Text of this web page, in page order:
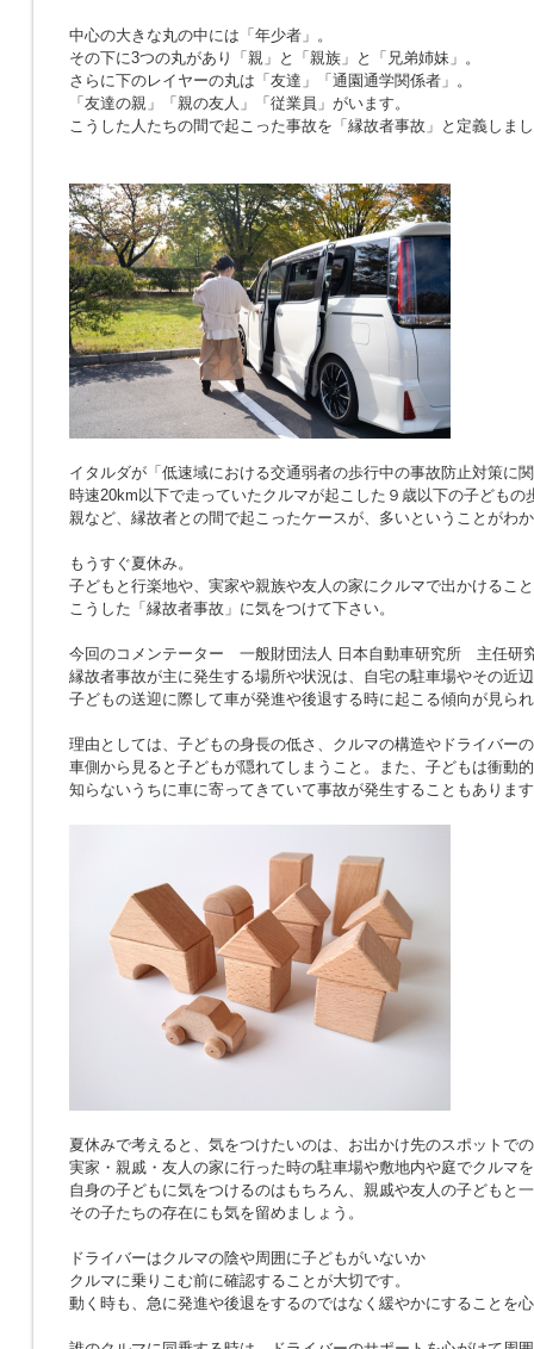
中心の大きな丸の中には「年少者」。
その下に3つの丸があり「親」と「親族」と「兄弟姉妹」。
さらに下のレイヤーの丸は「友達」「通園通学関係者」。
「友達の親」「親の友人」「従業員」がいます。
こうした人たちの間で起こった事故を「縁故者事故」と定義しま
イタルダが「低速域における交通弱者の歩行中の事故防止対策に
時速20km以下で走っていたクルマが起こした９歳以下の子どもの
親など、縁故者との間で起こったケースが、多いということがわ
もうすぐ夏休み。
子どもと行楽地や、実家や親族や友人の家にクルマで出かけるこ
こうした「縁故者事故」に気をつけて下さい。
今回のコメンテーター 一般財団法人 日本自動車研究所 主任研
縁故者事故が主に発生する場所や状況は、自宅の駐車場やその近
子どもの送迎に際して車が発進や後退する時に起こる傾向が見ら
理由としては、子どもの身長の低さ、クルマの構造やドライバー
車側から見ると子どもが隠れてしまうこと。また、子どもは衝動
知らないうちに車に寄ってきていて事故が発生することもありま
夏休みで考えると、気をつけたいのは、お出かけ先のスポットで
実家・親戚・友人の家に行った時の駐車場や敷地内や庭でクルマ
自身の子どもに気をつけるのはもちろん、親戚や友人の子どもと
その子たちの存在にも気を留めましょう。
ドライバーはクルマの陰や周囲に子どもがいないか
クルマに乗りこむ前に確認することが大切です。
動く時も、急に発進や後退をするのではなく緩やかにすることを